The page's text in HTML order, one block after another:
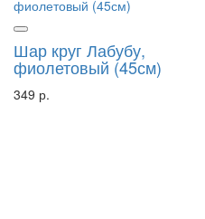
Шар круг Лабубу,
фиолетовый (45см)
349 р.